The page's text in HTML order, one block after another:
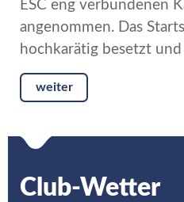
ESC eng verbundenen
angenommen. Das
hochkarätig besetzt
weiter
Club-Wetter